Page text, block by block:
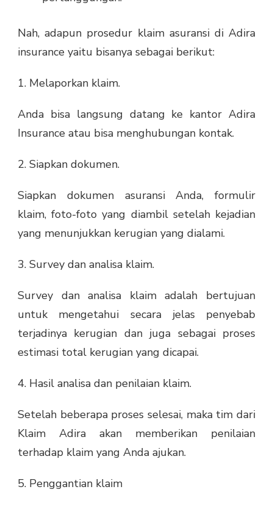
Nah, adapun prosedur klaim asuransi di Adira
insurance yaitu bisanya sebagai berikut:
1. Melaporkan klaim.
Anda bisa langsung datang ke kantor Adira
Insurance atau bisa menghubungan kontak.
2. Siapkan dokumen.
Siapkan dokumen asuransi Anda, formulir
klaim, foto-foto yang diambil setelah kejadian
yang menunjukkan kerugian yang dialami.
3. Survey dan analisa klaim.
Survey dan analisa klaim adalah bertujuan
untuk mengetahui secara jelas penyebab
terjadinya kerugian dan juga sebagai proses
estimasi total kerugian yang dicapai.
4. Hasil analisa dan penilaian klaim.
Setelah beberapa proses selesai, maka tim dari
Klaim Adira akan memberikan penilaian
terhadap klaim yang Anda ajukan.
5. Penggantian klaim